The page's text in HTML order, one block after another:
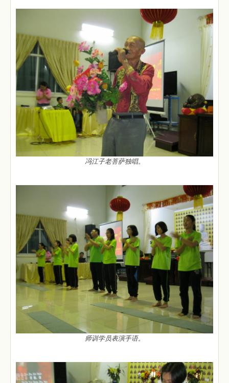
冯江子老菩萨独唱。
师训学员表演手语。